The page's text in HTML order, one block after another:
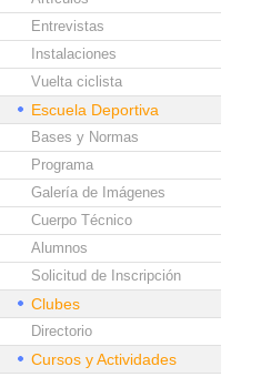
Entrevistas
Instalaciones
Vuelta ciclista
Escuela Deportiva
Bases y Normas
Programa
Galería de Imágenes
Cuerpo Técnico
Alumnos
Solicitud de Inscripción
Clubes
Directorio
Cursos y Actividades